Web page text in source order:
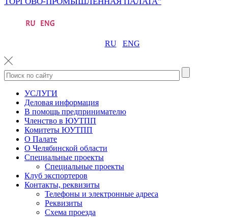
RU ENG
УСЛУГИ
Деловая информация
В помощь предпринимателю
Членство в ЮУТПП
Комитеты ЮУТПП
О Палате
О Челябинской области
Специальные проекты
Специальные проекты
Клуб экспортеров
Контакты, реквизиты
Телефоны и электронные адреса
Реквизиты
Схема проезда